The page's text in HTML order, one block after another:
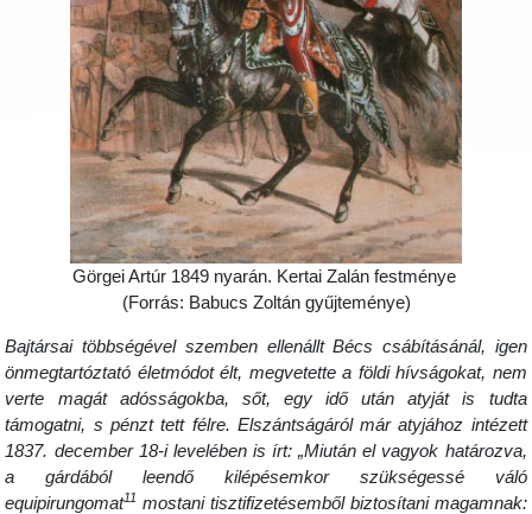
Görgei Artúr 1849 nyarán. Kertai Zalán festménye
(Forrás: Babucs Zoltán gyűjteménye)
Bajtársai többségével szemben ellenállt Bécs csábításánál,
önmegtartóztató életmódot élt, megvetette a földi hívságokat,
verte magát adósságokba, sőt, egy idő után atyját is
támogatni, s pénzt tett félre. Elszántságáról már atyjához
1837. december 18-i levelében is írt: „Miután el vagyok
a gárdából leendő kilépésemkor szükségessé
equipirungomat11 mostani tisztifizetésemből biztosítani